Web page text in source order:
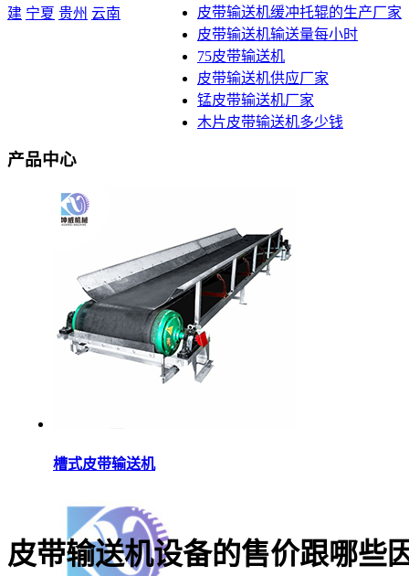
皮带输送机缓冲托辊的生产厂家
皮带输送机输送量每小时
75皮带输送机
皮带输送机供应厂家
锰皮带输送机厂家
木片皮带输送机多少钱
产品中心
槽式皮带输送机
皮带输送机设备的售价跟哪些
建 宁夏 贵州 云南